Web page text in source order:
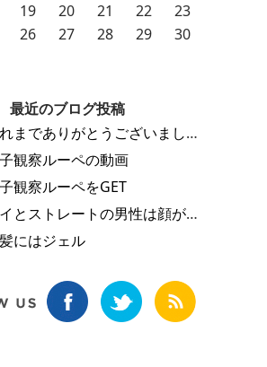
19 20 21 22
23
26 27 28 29
30
最近のブログ投稿
#345 これまでありがとうございました
観察ルーペの動画
観察ルーペをGET
#342 ゲイとストレートの男性は顔が違う
にはジェル